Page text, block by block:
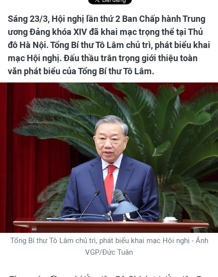
Sáng 23/3, Hội nghị lần thứ 2 Ban Chấp hành Trung
ương Đảng khóa XIV đã khai mạc trọng thể tại Thủ
đô Hà Nội. Tổng Bí thư Tô Lâm chủ trì, phát biểu khai
mạc Hội nghị. Đấu thầu trân trọng giới thiệu toàn
văn phát biểu của Tổng Bí thư Tô Lâm.
Tổng Bí thư Tô Lâm chủ trì, phát biểu khai mạc Hội nghị - Ảnh
VGP/Đức Tuân